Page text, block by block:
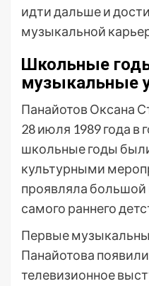
идти дальше и
музыкальной
Школьные
музыкальные
Панайотов Оксана
28 июля 1989 года в
школьные годы
культурными
проявляла большой
самого раннего
Первые
Панайотова
телевизионное